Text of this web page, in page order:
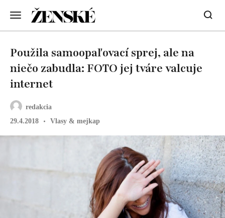
redakcia
29.4.2018
Vlasy & mejkap
Použila samoopaľovací sprej, ale na
niečo zabudla: FOTO jej tváre valcuje
internet